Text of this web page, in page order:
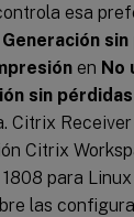
esa
Generación
en No
sin pérdidas
Citrix
para
las